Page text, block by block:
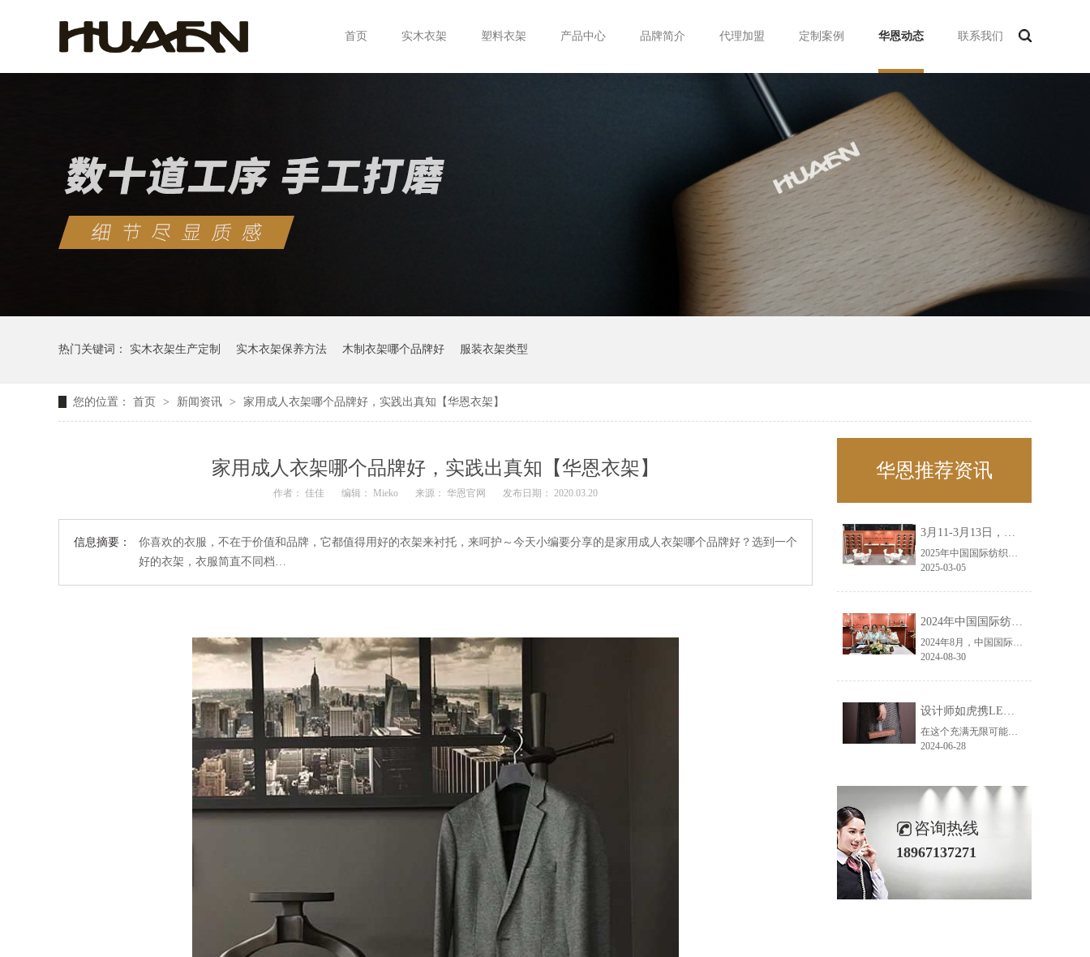
首页 实木衣架 塑料衣架 产品中心 品牌简介 代理加盟 定制案例 华恩动态 联系我们
热门关键词： 实木衣架生产定制 实木衣架保养方法 木制衣架哪个品牌好 服装衣架类型
您的位置： 首页 > 新闻资讯 > 家用成人衣架哪个品牌好，实践出真知【华恩衣架】
家用成人衣架哪个品牌好，实践出真知【华恩衣架】
作者： 佳佳 编辑： Mieko 来源： 华恩官网 发布日期： 2020.03.20
信息摘要：
你喜欢的衣服，不在于价值和品牌，它都值得用好的衣架来衬托，来呵护～今天小编要分享的是家用成人衣架哪个品牌好？选到一个
好的衣架，衣服简直不同档…
华恩推荐资讯
3月11-3月13日，华恩诚邀您共赴上海面辅料春夏展——华恩
2025年中国国际纺织面料及辅料（春夏）博览会即将盛大开启！感谢您对华恩品牌的关注！3.11-3.13，杭州华恩（LEMONLEE）诚邀您共赴这场春日的宴会！
2025-03-05
2024年中国国际纺织面料及辅料（秋冬）博览会完美收官！——华恩
2024年8月，中国国际纺织面料及辅料（秋冬）博览会完美收官！作为一家拥有30年历史的专业衣架制造商，我们非常荣幸能够参与这一盛会，并在此期间与众多客户进行了广泛而深入的交流。
2024-08-30
设计师如虎携LEMONLEE红雪松礼盒荣获第六届未来·已来香港新锐当代设计奖铜奖
在这个充满无限可能的2024年夏季，LEMONLEE品牌设计师如虎以其非凡的创意与对自然的深刻理解，精心打造的红雪松木球礼盒，在“2024未来·已来——第六届香港新锐当代设计奖”中摘得铜奖。这不仅是对设计师如虎原创设计能力的嘉奖，更是对LEMONLEE品牌的高度认可。
2024-06-28
咨询热线
18967137271